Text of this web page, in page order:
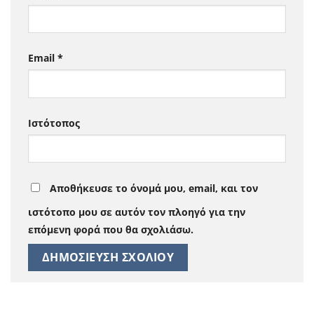
Email *
Ιστότοπος
Αποθήκευσε το όνομά μου, email, και τον
ιστότοπο μου σε αυτόν τον πλοηγό για την
επόμενη φορά που θα σχολιάσω.